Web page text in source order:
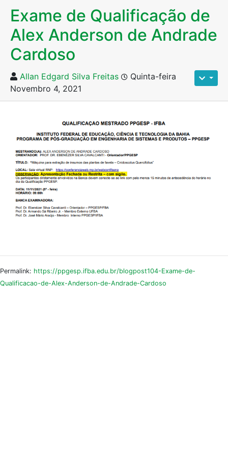
Exame de Qualificação de
Alex Anderson de Andrade
Cardoso
Allan Edgard Silva Freitas
Quinta-feira
Novembro 4, 2021
Permalink: https://ppgesp.ifba.edu.br/blogpost104-Exame-de-
Qualificacao-de-Alex-Anderson-de-Andrade-Cardoso